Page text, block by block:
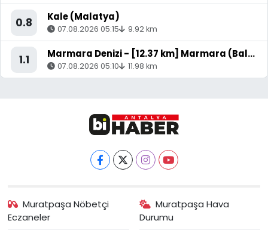
0.8 Kale (Malatya)
07.08.2026 05:15 9.92 km
1.1 Marmara Denizi - [12.37 km] Marmara (Balıkesir)
07.08.2026 05:10 11.98 km
Muratpaşa Nöbetçi
Eczaneler
Muratpaşa Hava
Durumu